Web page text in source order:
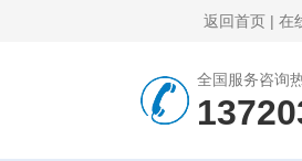
返回首页 | 在
全国服务咨询